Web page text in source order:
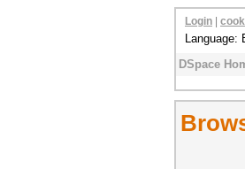
DSpace
Login
Language: